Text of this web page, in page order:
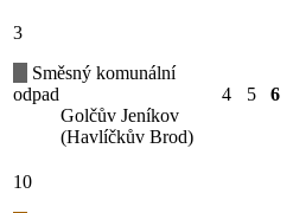
3
Směsný komunální
odpad
Golčův Jeníkov
(Havlíčkův Brod)
4 5 6
10